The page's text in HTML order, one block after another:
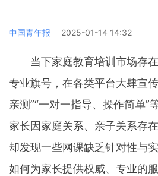
中国青年报 2025-01-14 14:32
当下家庭教育培训市场存在
专业旗号，在各类平台大肆宣
亲测”“一对一指导、操作简单”
家长因家庭关系、亲子关系存
却发现一些网课缺乏针对性与
如何为家长提供权威、专业的